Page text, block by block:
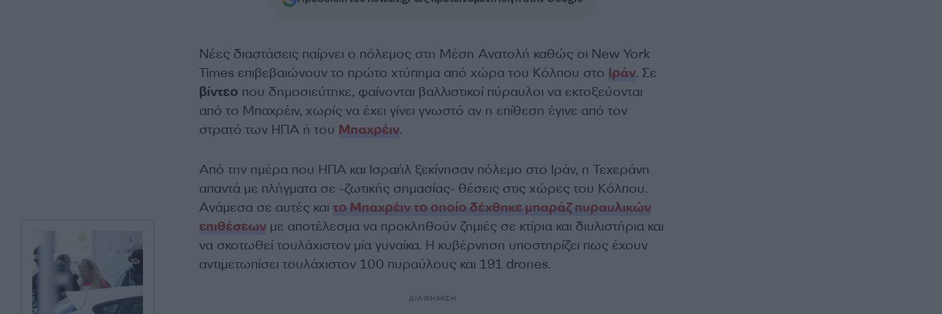
Νέες διαστάσεις παίρνει ο πόλεμος στη Μέση Ανατολή καθώς οι New York
Times επιβεβαιώνουν το πρώτο χτύπημα από χώρα του Κόλπου στο Ιράν. Σε
βίντεο που δημοσιεύτηκε, φαίνονται βαλλιστικοί πύραυλοι να εκτοξεύονται
από το Μπαχρέιν, χωρίς να έχει γίνει γνωστό αν η επίθεση έγινε από τον
στρατό των ΗΠΑ ή του Μπαχρέιν.
Από την ημέρα που ΗΠΑ και Ισραήλ ξεκίνησαν πόλεμο στο Ιράν, η Τεχεράνη
απαντά με πλήγματα σε -ζωτικής σημασίας- θέσεις στις χώρες του Κόλπου.
Ανάμεσα σε αυτές και το Μπαχρέιν το οποίο δέχθηκε μπαράζ πυραυλικών
επιθέσεωνμε αποτέλεσμα να προκληθούν ζημιές σε κτίρια και διυλιστήρια και
να σκοτωθεί τουλάχιστον μία γυναίκα. Η κυβέρνηση υποστηρίζει πως έχουν
αντιμετωπίσει τουλάχιστον 100 πυραύλους και 191 drones.
ΔΙΑΦΗΜΙΣΗ